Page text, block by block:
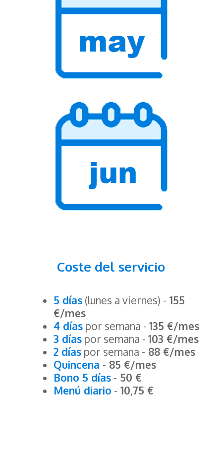
Coste del servicio
5 días(lunes a viernes) - 155
€/mes
4 díaspor semana - 135 €/mes
3 díaspor semana - 103 €/mes
2 díaspor semana - 88 €/mes
Quincena - 85 €/mes
Bono 5 días- 50 €
Menú diario - 10,75 €